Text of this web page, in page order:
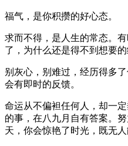
福气，是你积攒的好心态。
求而不得，是人生的常态。
了，为什么还是得不到想要的
别灰心，别难过，经历得多
会有即时的反馈。
命运从不偏袒任何人，却一
的事，在八九月自有答案。
天，你会惊艳了时光，既无人